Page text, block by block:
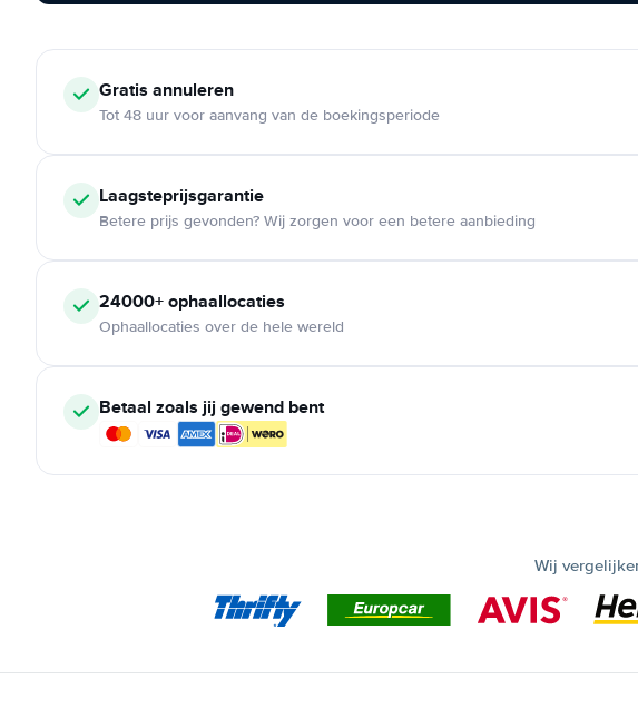
Gratis annuleren
Tot 48 uur voor aanvang van de boekingsperiode
Laagsteprijsgarantie
Betere prijs gevonden? Wij zorgen voor een betere aanbieding
24000+ ophaallocaties
Ophaallocaties over de hele wereld
Betaal zoals jij gewend bent
Wij